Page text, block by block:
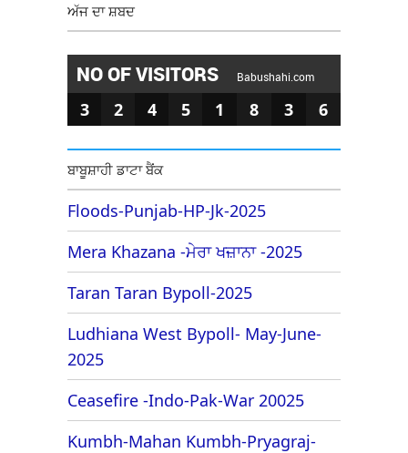
ਅੱਜ ਦਾ ਸ਼ਬਦ
NO OF VISITORS Babushahi.com
3 2 4 5 1 8 3 6
ਬਾਬੂਸ਼ਾਹੀ ਡਾਟਾ ਬੈਂਕ
Floods-Punjab-HP-Jk-2025
Mera Khazana -ਮੇਰਾ ਖਜ਼ਾਨਾ -2025
Taran Taran Bypoll-2025
Ludhiana West Bypoll- May-June-
2025
Ceasefire -Indo-Pak-War 20025
Kumbh-Mahan Kumbh-Pryagraj-